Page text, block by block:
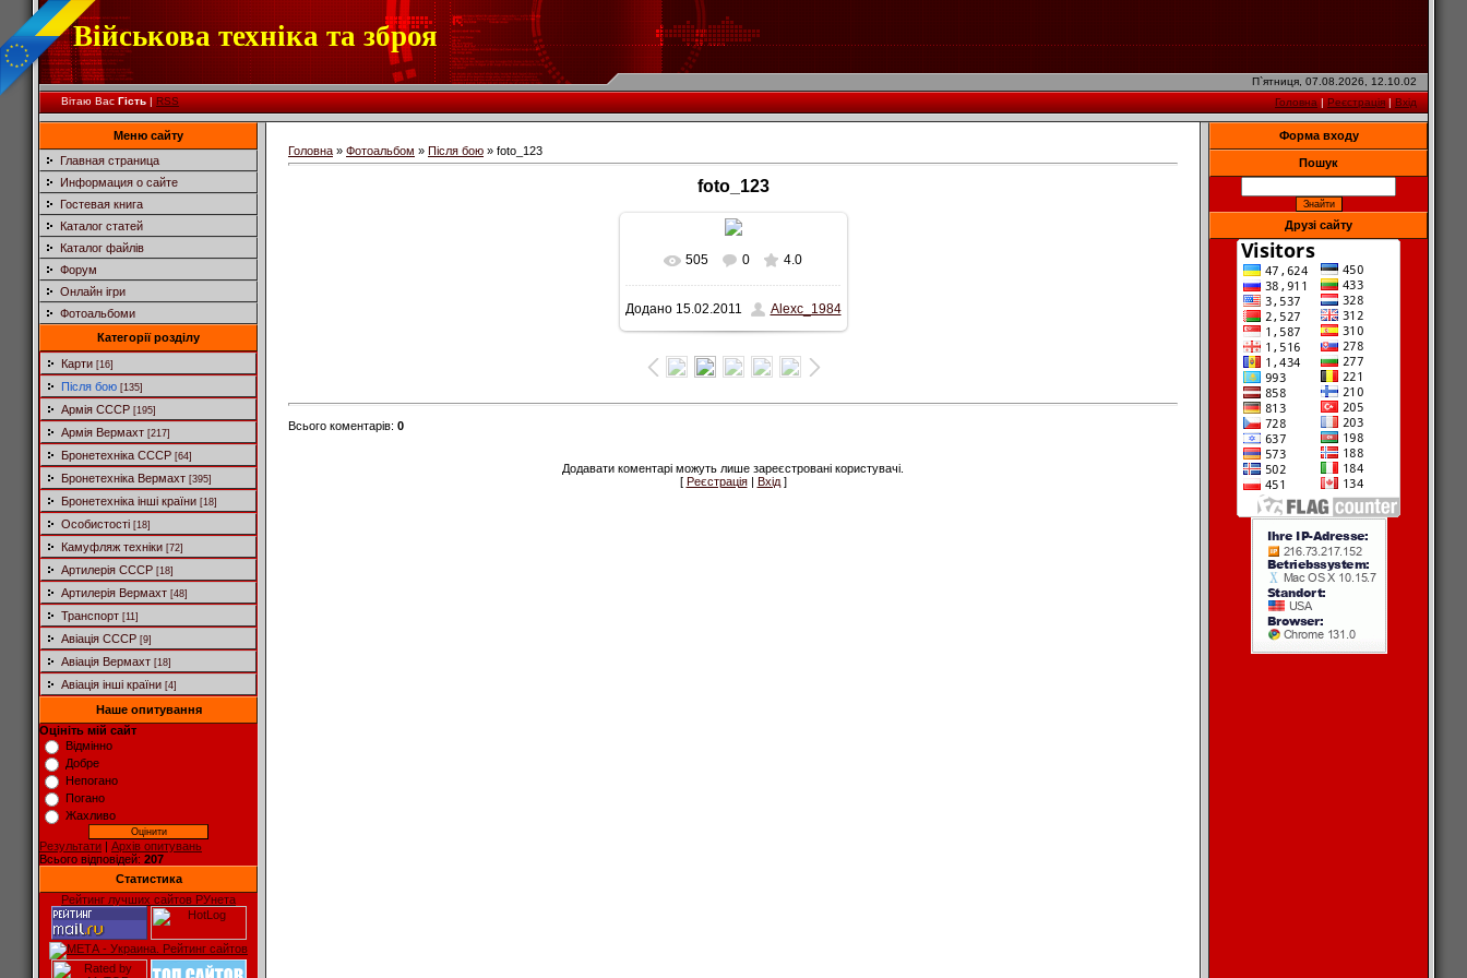
Військова техніка та зброя
П`ятниця, 07.08.2026, 12.10.02
Вітаю Вас Гість|RSS Головна|Реєстрація|Вхід
Меню сайту
Главная страница
Информация о сайте
Гостевая книга
Каталог статей
Каталог файлів
Форум
Онлайн ігри
Фотоальбоми
Категорії розділу
Карти [16]
Після бою [135]
Армія СССР [195]
Армія Вермахт [217]
Бронетехніка СССР [64]
Бронетехніка Вермахт [395]
Бронетехніка інші країни [18]
Особистості [18]
Камуфляж техніки [72]
Артилерія СССР [18]
Артилерія Вермахт [48]
Транспорт [11]
Авіація СССР [9]
Авіація Вермахт [18]
Авіація інші країни [4]
Наше опитування
Оцініть мій сайт
Відмінно
Добре
Непогано
Погано
Жахливо
Результати | Архів опитувань
Всього відповідей: 207
Статистика
Рейтинг лучших сайтов РУнета
Головна » Фотоальбом » Після бою » foto_123
foto_123
505 0 4.0
Додано15.02.2011 Alexc_1984
Всього коментарів: 0
Додавати коментарі можуть лише зареєстровані користувачі.
[ Реєстрація| Вхід]
Форма входу
Пошук
Друзі сайту